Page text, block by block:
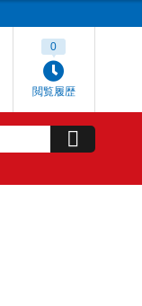
閲覧履歴
0